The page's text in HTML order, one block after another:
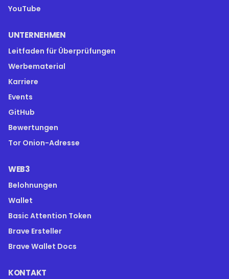
YouTube
UNTERNEHMEN
Leitfaden für Überprüfungen
Werbematerial
Karriere
Events
GitHub
Bewertungen
Tor Onion-Adresse
WEB3
Belohnungen
Wallet
Basic Attention Token
Brave Ersteller
Brave Wallet Docs
KONTAKT